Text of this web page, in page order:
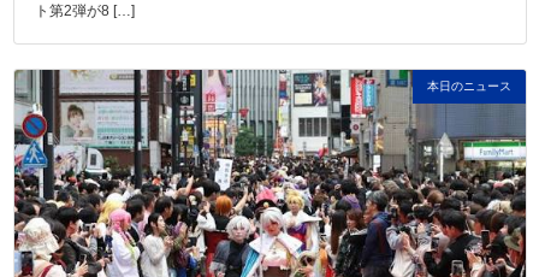
ト第2弾が8 […]
本日のニュース